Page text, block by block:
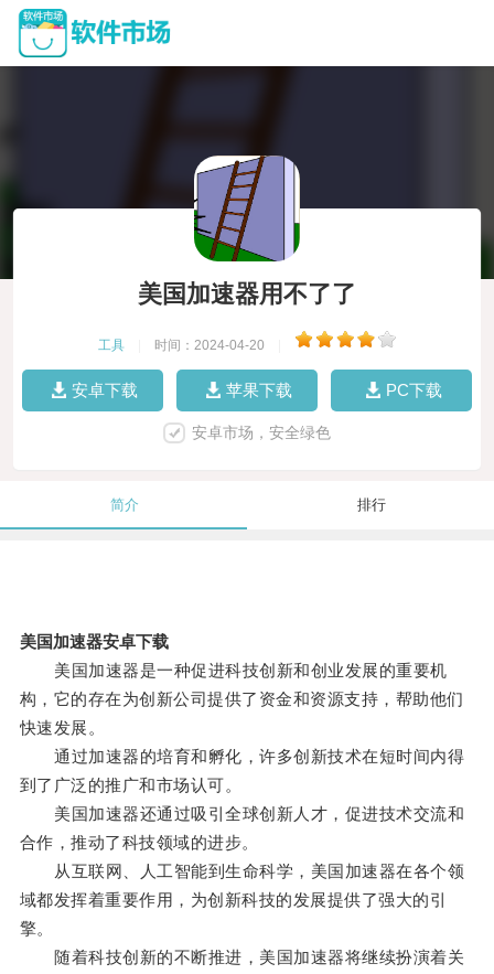
美国加速器用不了了
工具 时间：2024-04-20
安卓下载 苹果下载 PC下载
安卓市场，安全绿色
简介 排行
美国加速器安卓下载
美国加速器是一种促进科技创新和创业发展的重要机
构，它的存在为创新公司提供了资金和资源支持，帮助他们
快速发展。
通过加速器的培育和孵化，许多创新技术在短时间内得
到了广泛的推广和市场认可。
美国加速器还通过吸引全球创新人才，促进技术交流和
合作，推动了科技领域的进步。
从互联网、人工智能到生命科学，美国加速器在各个领
域都发挥着重要作用，为创新科技的发展提供了强大的引
擎。
随着科技创新的不断推进，美国加速器将继续扮演着关